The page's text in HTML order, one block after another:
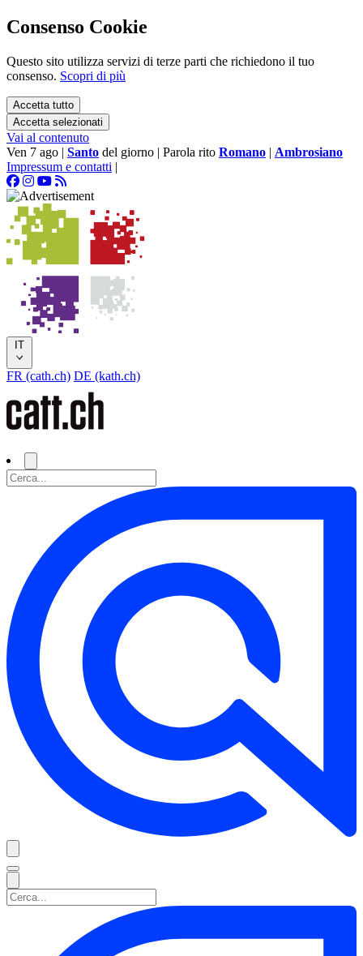
Consenso Cookie
Questo sito utilizza servizi di terze parti che richiedono il tuo
consenso. Scopri di più
Accetta tutto
Accetta selezionati
Vai al contenuto
Ven 7 ago | Santo del giorno | Parola rito Romano | Ambrosiano
Impressum e contatti |
IT
FR (cath.ch) DE (kath.ch)